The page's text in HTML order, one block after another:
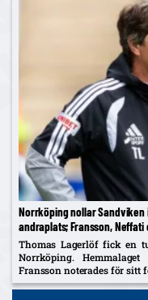
Norrköping nollar Sandviken
andraplats; Fransson,
Thomas Lagerlöf fick en
Norrköping.
Fransson noterades för sitt